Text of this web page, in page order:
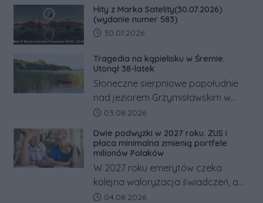
zachodem.
Hity z Marka Satelity(30.07.2026)
(wydanie numer 583)
Data dodania artykułu:
30.07.2026
Tragedia na kąpielisku w Śremie.
Utonął 38-latek
Słoneczne sierpniowe popołudnie
nad jeziorem Grzymisławskim w
powiecie śremskim zakończyło się
odwrócić nawet natychmiastowe
działania służb ratunkowych.
Data dodania artykułu:
03.08.2026
Dwie podwyżki w 2027 roku. ZUS i
płaca minimalna zmienią portfele
milionów Polaków
W 2027 roku emerytów czeka
kolejna waloryzacja świadczeń, a
pracowników podwyżka płacy
Data dodania artykułu:
04.08.2026